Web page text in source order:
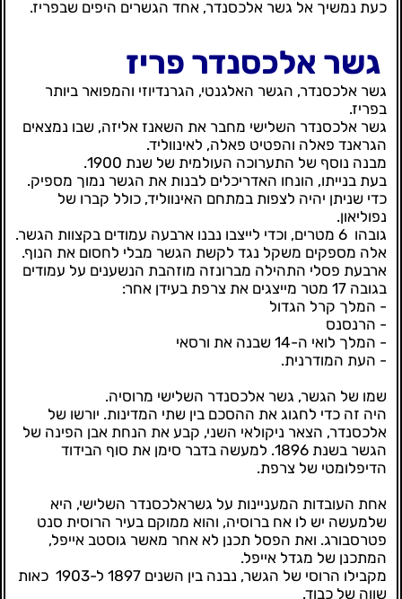
כעת נמשיך אל גשר אלכסנדר, אחד הגשרים היפים שבפריז.
גשר אלכסנדר פריז
גשר אלכסנדר, הגשר האלגנטי, הגרנדיוזי והמפואר ביותר
בפריז.
גשר אלכסנדר השלישי מחבר את השאנז אליזה, שבו נמצאים
הגראנד פאלה והפטיט פאלה, לאינווליד.
מבנה נוסף של התערוכה העולמית של שנת 1900.
בעת בנייתו, הונחו האדריכלים לבנות את הגשר נמוך מספיק.
כדי שניתן יהיה לצפות במתחם האינווליד, כולל קברו של
נפוליאון.
גובהו 6 מטרים, וכדי לייצבו נבנו ארבעה עמודים בקצוות הגשר.
אלה מספקים משקל נגד לקשת הגשר מבלי לחסום את הנוף.
ארבעת פסלי התהילה מברונזה מוזהבת הנשענים על עמודים
בגובה 17 מטר מייצגים את צרפת בעידן אחר:
- המלך קרל הגדול
- הרנסנס
- המלך לואי ה-14 שבנה את ורסאי
- העת המודרנית.
שמו של הגשר, גשר אלכסנדר השלישי מרוסיה.
היה זה כדי לחגוג את ההסכם בין שתי המדינות. יורשו של
אלכסנדר, הצאר ניקולאי השני, קבע את הנחת אבן הפינה של
הגשר בשנת 1896. למעשה בדבר סימן את סוף הבידוד
הדיפלומטי של צרפת.
אחת העובדות המעניינות על גשראלכסנדר השלישי, היא
שלמעשה יש לו אח ברוסיה, והוא ממוקם בעיר הרוסית סנט
פטרסבורג. ואת הפסל תכנן לא אחר מאשר גוסטב אייפל,
המתכנן של מגדל אייפל.
מקבילו הרוסי של הגשר, נבנה בין השנים 1897 ל-1903 כאות
שווה של כבוד.